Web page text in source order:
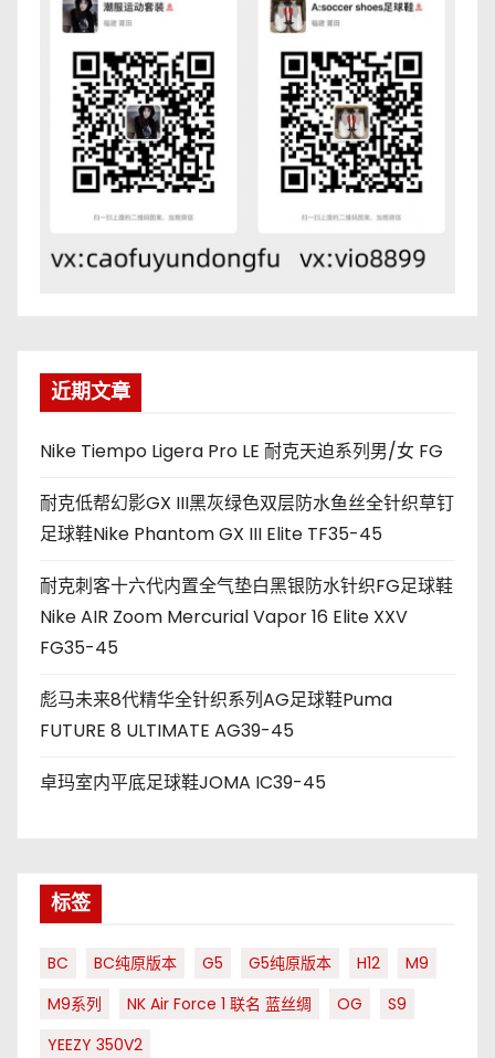
近期文章
Nike Tiempo Ligera Pro LE 耐克天迫系列男/女 FG
耐克低帮幻影GX III黑灰绿色双层防水鱼丝全针织草钉
足球鞋Nike Phantom GX III Elite TF35-45
耐克刺客十六代内置全气垫白黑银防水针织FG足球鞋
Nike AIR Zoom Mercurial Vapor 16 Elite XXV
FG35-45
彪马未来8代精华全针织系列AG足球鞋Puma
FUTURE 8 ULTIMATE AG39-45
卓玛室内平底足球鞋JOMA IC39-45
标签
BC BC纯原版本 G5 G5纯原版本 H12
M9
M9系列
NK Air Force 1 联名 蓝丝绸 OG
S9
YEEZY 350V2